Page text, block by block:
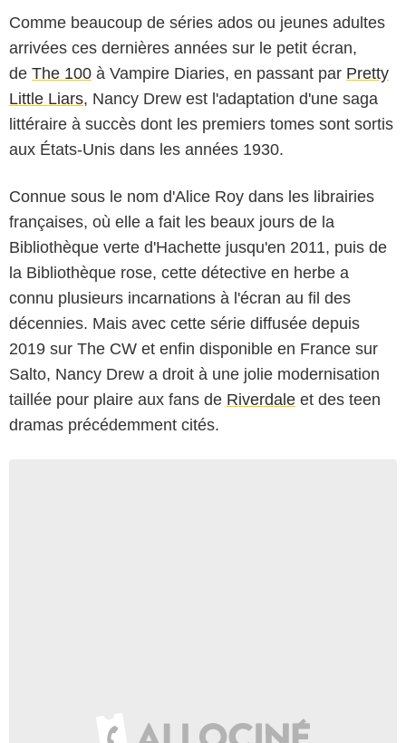
Comme beaucoup de séries ados ou jeunes adultes
arrivées ces dernières années sur le petit écran,
de The 100 à Vampire Diaries, en passant par Pretty
Little Liars, Nancy Drew est l'adaptation d'une saga
littéraire à succès dont les premiers tomes sont sortis
aux États-Unis dans les années 1930.
Connue sous le nom d'Alice Roy dans les librairies
françaises, où elle a fait les beaux jours de la
Bibliothèque verte d'Hachette jusqu'en 2011, puis de
la Bibliothèque rose, cette détective en herbe a
connu plusieurs incarnations à l'écran au fil des
décennies. Mais avec cette série diffusée depuis
2019 sur The CW et enfin disponible en France sur
Salto, Nancy Drew a droit à une jolie modernisation
taillée pour plaire aux fans de Riverdale et des teen
dramas précédemment cités.